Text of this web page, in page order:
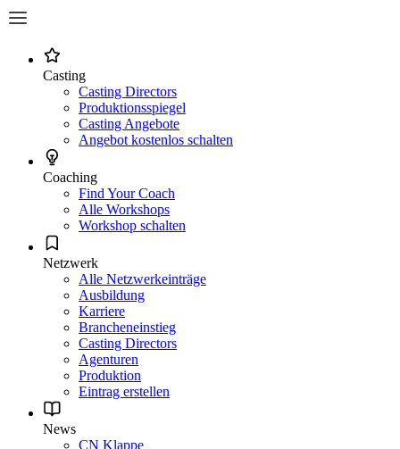
Casting
Casting Directors
Produktionsspiegel
Casting Angebote
Angebot kostenlos schalten
Coaching
Find Your Coach
Alle Workshops
Workshop schalten
Netzwerk
Alle Netzwerkeinträge
Ausbildung
Karriere
Brancheneinstieg
Casting Directors
Agenturen
Produktion
Eintrag erstellen
News
CN Klappe